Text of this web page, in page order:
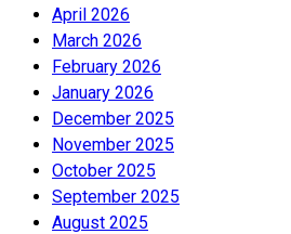
April 2026
March 2026
February 2026
January 2026
December 2025
November 2025
October 2025
September 2025
August 2025